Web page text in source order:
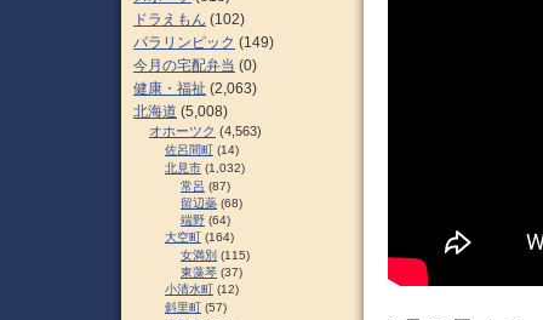
ドラえもん (102)
パラリンピック (149)
今月の宅配弁当 (0)
健康・福祉 (2,063)
北海道 (5,008)
オホーツク (4,563)
佐呂間町 (14)
北見市 (1,032)
常呂 (87)
留辺蘂 (68)
端野 (64)
大空町 (164)
女満別 (115)
東藻琴 (37)
小清水町 (12)
斜里町 (57)